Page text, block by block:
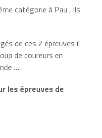
catégorie à Pau , ils
de ces 2 épreuves il
de coureurs en
….
les épreuves de